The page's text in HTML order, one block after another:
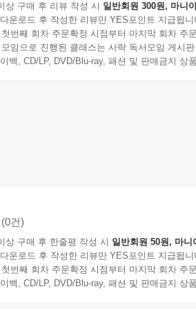
총리 등용과 재량권 부여
내각의 1차 개혁: 농업, 기업관리, 노동행
당제 시범 도입
영 자율화 시범 도입
혁과 ‘당의 영도’ 간의 조화 문제 부상
사회주의 원칙’ 강조
재정부(부장 박남기) 신설과 당·정 갈등
총리의 실권(失權)
자에게 집중된 정보와 결정 권한, 엄격한
한 정치체제에 어떤 영향을 미치는지,
성을 부하들은 어떻게 활용해 정책결
지를 다룬다. 특히 이 책은 김정일과
상 구매 후 리뷰 작성 시 일반회원 300원, 마니
운로드 후 작성한 리뷰만 YES포인트 지급됩니
번째 회차 주문확정 시점부터 마지막 회차 주
임으로 진행된 클래스는 사락 독서모임 게시
백, CD/LP, DVD/Blu-ray, 패션 및 판매금지 상
(0건)
상 구매 후 한줄평 작성 시 일반회원 50원, 마니
운로드 후 작성한 리뷰만 YES포인트 지급됩니
번째 회차 주문확정 시점부터 마지막 회차 주
백, CD/LP, DVD/Blu-ray, 패션 및 판매금지 상